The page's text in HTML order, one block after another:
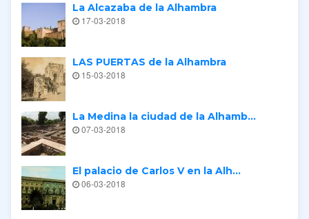
La Alcazaba de la Alhambra
17-03-2018
LAS PUERTAS de la Alhambra
15-03-2018
La Medina la ciudad de la Alhamb...
07-03-2018
El palacio de Carlos V en la Alh...
06-03-2018